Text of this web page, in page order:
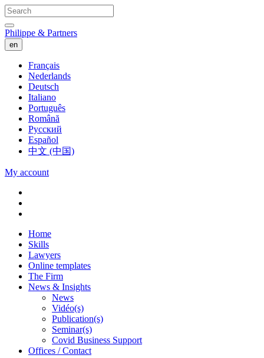
Philippe & Partners
en
Français
Nederlands
Deutsch
Italiano
Português
Română
Русский
Español
中文 (中国)
My account
Home
Skills
Lawyers
Online templates
The Firm
News & Insights
News
Vidéo(s)
Publication(s)
Seminar(s)
Covid Business Support
Offices / Contact